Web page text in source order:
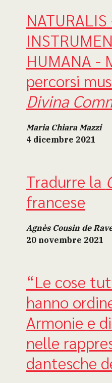
NATURALIS
HUMANA -
percorsi
Divina
Maria Chiara Mazzi
4 dicembre 2021
Tradurre la
francese
Agnès Cousin de
20 novembre 2021
“Le cose
hanno
Armonie e
nelle
dantesche